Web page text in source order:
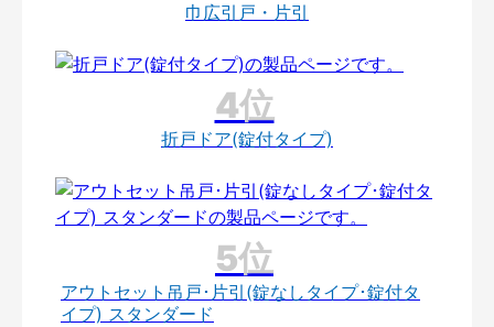
巾広引戸・片引
折戸ドア(錠付タイプ)
アウトセット吊戸･片引(錠なしタイプ･錠付タ
イプ) スタンダード